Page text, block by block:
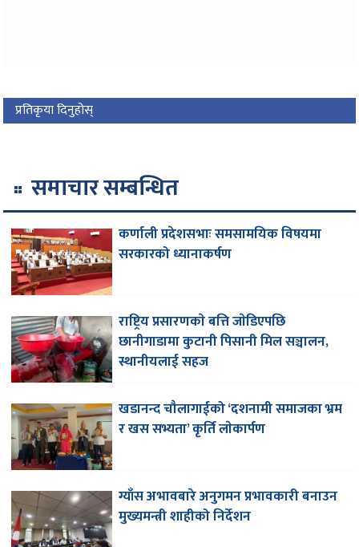
प्रतिकृया दिनुहोस्
समाचार सम्बन्धित
कर्णाली प्रदेशसभाः समसामयिक विषयमा
सरकारको ध्यानाकर्षण
राष्ट्रिय प्रसारणकाे बत्ति जाेडिएपछि
छानीगाडामा कुटानी पिसानी मिल सञ्चालन,
स्थानीयलाई सहज
खडानन्द चौलागाईको ‘दशनामी समाजका भ्रम
र खस सभ्यता’ कृर्ति लाेकार्पण
ग्याँस अभावबारे अनुगमन प्रभावकारी बनाउन
मुख्यमन्त्री शाहीको निर्देशन